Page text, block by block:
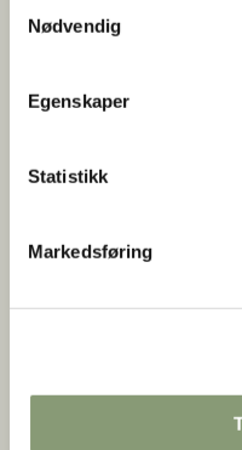
Nødvendig
Egenskaper
Statistikk
Markedsføring
bed, a desk and a
The interior shows how
quarters could still be in